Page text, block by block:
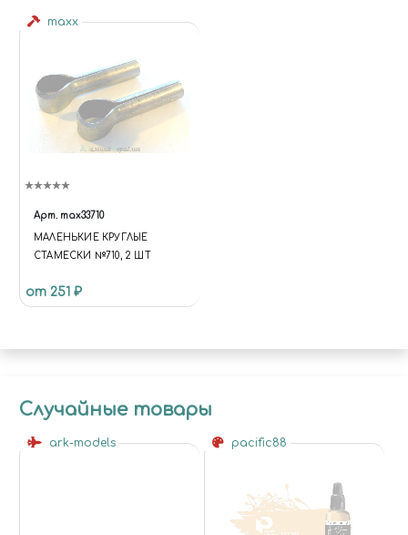
maxx
Арт. max33710
МАЛЕНЬКИЕ КРУГЛЫЕ
СТАМЕСКИ №710, 2 ШТ
от 251 ₽
Случайные товары
ark-models pacific88